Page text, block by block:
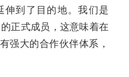
伸到了目的地。我们是
正式成员，这意味着在
强大的合作伙伴体系，